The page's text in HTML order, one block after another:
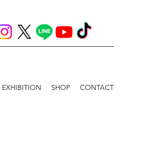
EXHIBITION SHOP CONTACT